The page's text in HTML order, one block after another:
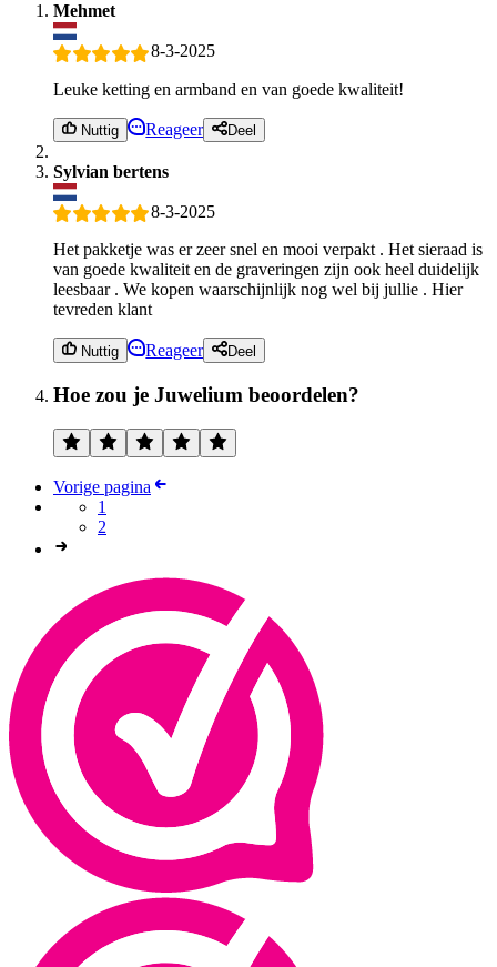
Mehmet
8-3-2025
Leuke ketting en armband en van goede kwaliteit!
Nuttig Reageer Deel
Sylvian bertens
8-3-2025
Het pakketje was er zeer snel en mooi verpakt . Het sieraad is
van goede kwaliteit en de graveringen zijn ook heel duidelijk
leesbaar . We kopen waarschijnlijk nog wel bij jullie . Hier
tevreden klant
Nuttig Reageer Deel
Hoe zou je Juwelium beoordelen?
Vorige pagina
1
2